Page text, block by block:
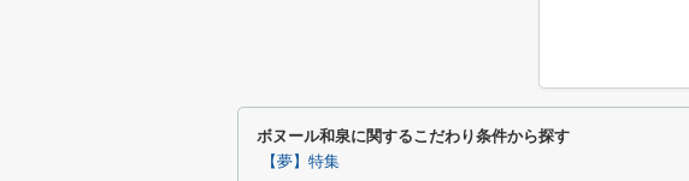
ボヌール和泉に関するこだわり条件から探す
【夢】特集